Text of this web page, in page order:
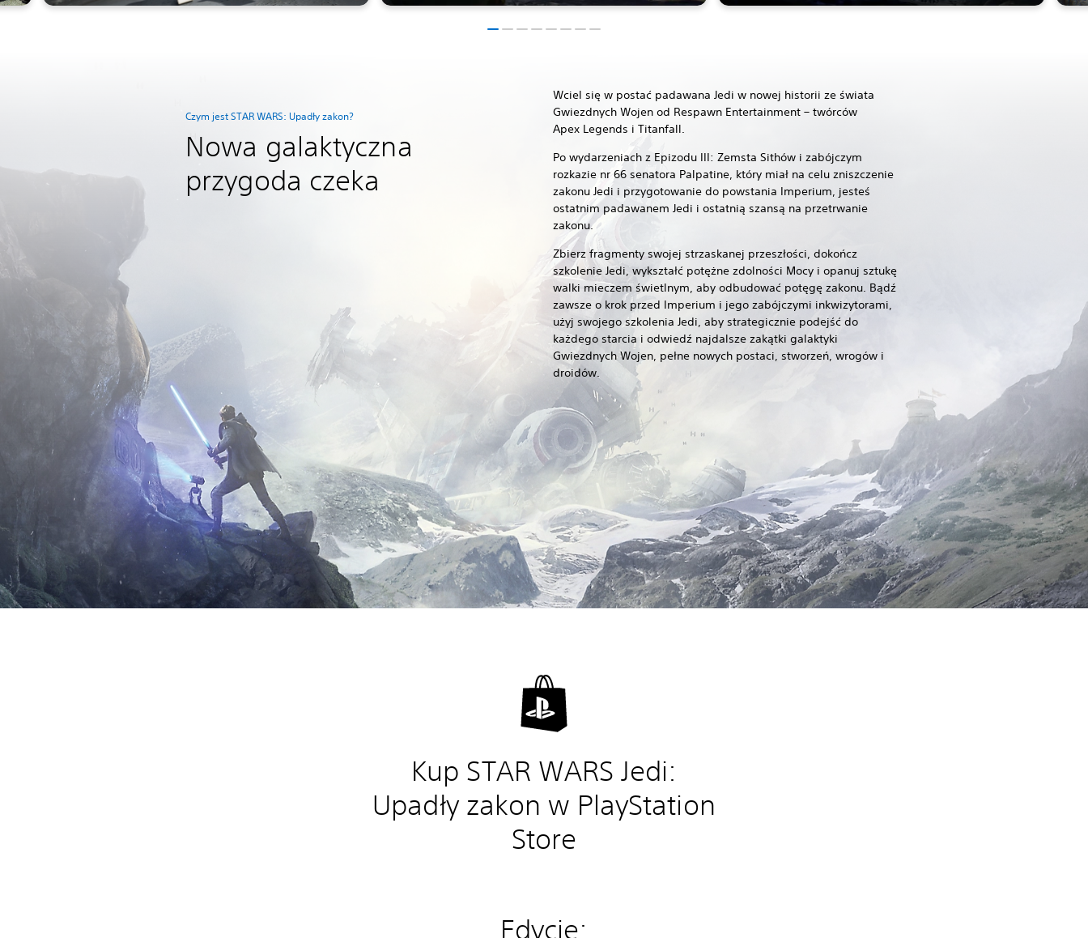
Czym jest STAR WARS: Upadły zakon?
Nowa galaktyczna
przygoda czeka
Wciel się w postać padawana Jedi w nowej historii ze świata
Gwiezdnych Wojen od Respawn Entertainment – twórców
Apex Legends i Titanfall.
Po wydarzeniach z Epizodu III: Zemsta Sithów i zabójczym
rozkazie nr 66 senatora Palpatine, który miał na celu zniszczenie
zakonu Jedi i przygotowanie do powstania Imperium, jesteś
ostatnim padawanem Jedi i ostatnią szansą na przetrwanie
zakonu.
Zbierz fragmenty swojej strzaskanej przeszłości, dokończ
szkolenie Jedi, wykształć potężne zdolności Mocy i opanuj sztukę
walki mieczem świetlnym, aby odbudować potęgę zakonu. Bądź
zawsze o krok przed Imperium i jego zabójczymi inkwizytorami,
użyj swojego szkolenia Jedi, aby strategicznie podejść do
każdego starcia i odwiedź najdalsze zakątki galaktyki
Gwiezdnych Wojen, pełne nowych postaci, stworzeń, wrogów i
droidów.
Kup STAR WARS Jedi:
Upadły zakon w PlayStation
Store
Edycje: